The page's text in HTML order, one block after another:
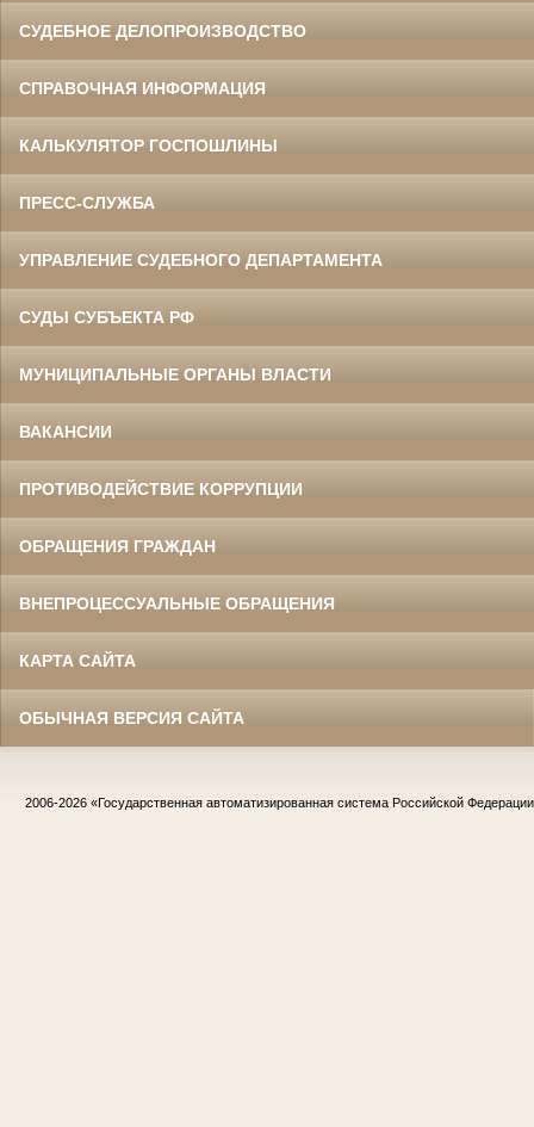
СУДЕБНОЕ ДЕЛОПРОИЗВОДСТВО
СПРАВОЧНАЯ ИНФОРМАЦИЯ
КАЛЬКУЛЯТОР ГОСПОШЛИНЫ
ПРЕСС-СЛУЖБА
УПРАВЛЕНИЕ СУДЕБНОГО ДЕПАРТАМЕНТА
СУДЫ СУБЪЕКТА РФ
МУНИЦИПАЛЬНЫЕ ОРГАНЫ ВЛАСТИ
ВАКАНСИИ
ПРОТИВОДЕЙСТВИЕ КОРРУПЦИИ
ОБРАЩЕНИЯ ГРАЖДАН
ВНЕПРОЦЕССУАЛЬНЫЕ ОБРАЩЕНИЯ
КАРТА САЙТА
ОБЫЧНАЯ ВЕРСИЯ САЙТА
2006-2026 «Государственная автоматизированная система Российской